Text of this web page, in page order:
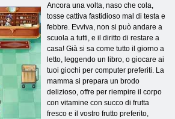
Ancora una volta, naso che cola,
tosse cattiva fastidioso mal di testa e
febbre. Evviva, non si può andare a
scuola a tutti, e il diritto di restare a
casa! Già si sa come tutto il giorno a
letto, leggendo un libro, o giocare ai
tuoi giochi per computer preferiti. La
mamma si prepara un brodo
delizioso, offre per riempire il corpo
con vitamine con succo di frutta
fresco e il vostro frutto preferito,